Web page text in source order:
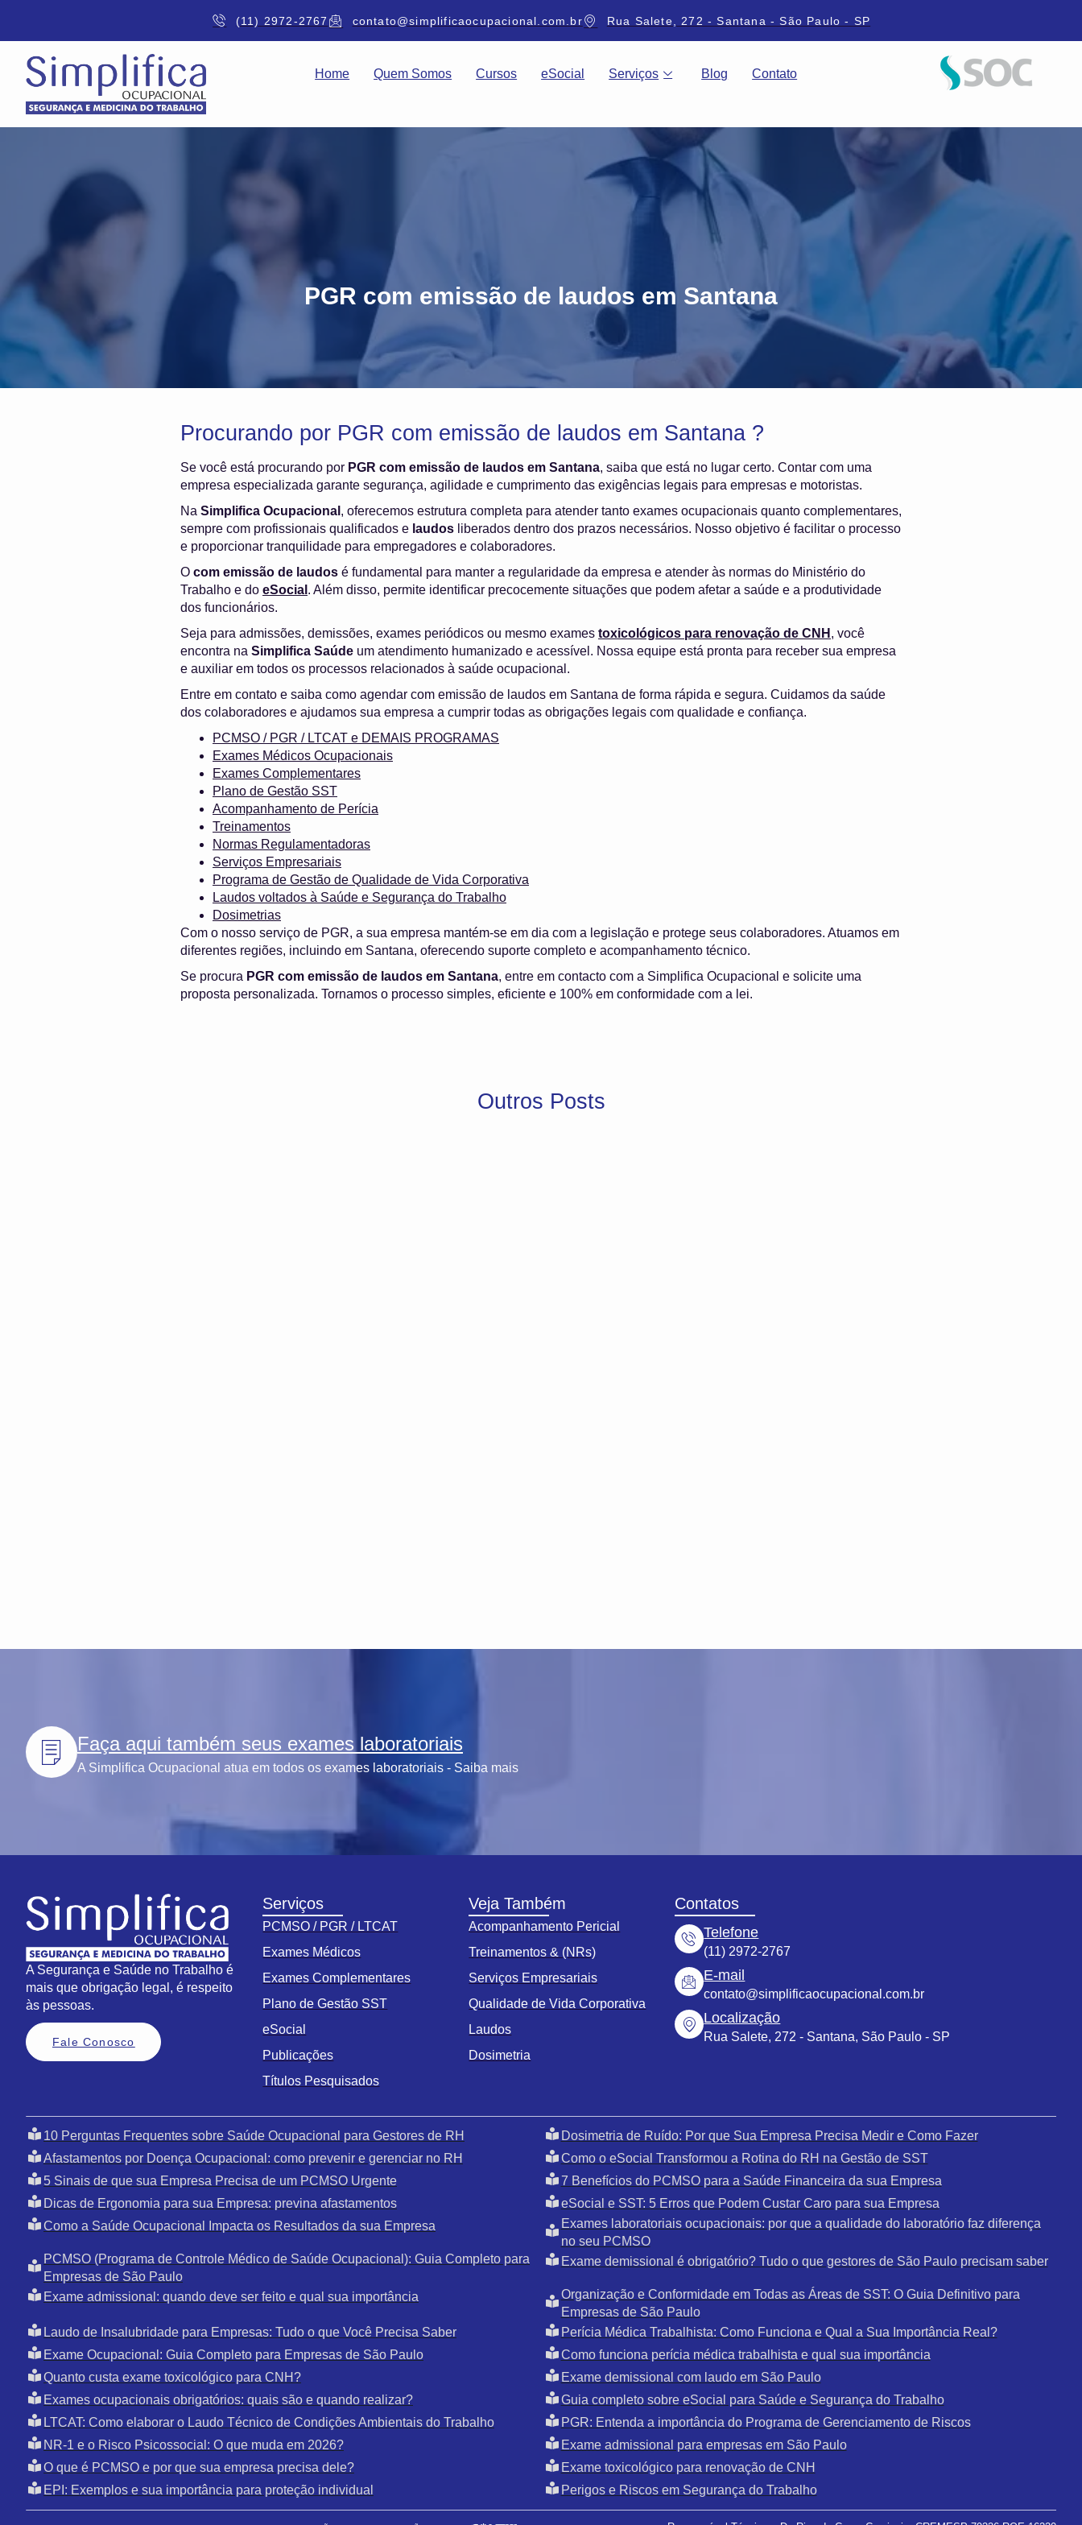
(11) 2972-2767 contato@simplificaocupacional.com.br Rua Salete, 272 - Santana - São Paulo - SP
Home Quem Somos Cursos eSocial Serviços Blog Contato
PGR com emissão de laudos em Santana
Procurando por PGR com emissão de laudos em Santana ?
Se você está procurando por PGR com emissão de laudos em Santana, saiba que está no lugar certo. Contar com uma
empresa especializada garante segurança, agilidade e cumprimento das exigências legais para empresas e motoristas.
Na Simplifica Ocupacional , oferecemos estrutura completa para atender tanto exames ocupacionais quanto complementares,
sempre com profissionais qualificados e laudos liberados dentro dos prazos necessários. Nosso objetivo é facilitar o processo
e proporcionar tranquilidade para empregadores e colaboradores.
O com emissão de laudos é fundamental para manter a regularidade da empresa e atender às normas do Ministério do
Trabalho e do eSocial . Além disso, permite identificar precocemente situações que podem afetar a saúde e a produtividade
dos funcionários.
Seja para admissões, demissões, exames periódicos ou mesmo exames toxicológicos para renovação de CNH , você
encontra na Simplifica Saúde um atendimento humanizado e acessível. Nossa equipe está pronta para receber sua empresa
e auxiliar em todos os processos relacionados à saúde ocupacional.
Entre em contato e saiba como agendar com emissão de laudos em Santana de forma rápida e segura. Cuidamos da saúde
dos colaboradores e ajudamos sua empresa a cumprir todas as obrigações legais com qualidade e confiança.
PCMSO / PGR / LTCAT e DEMAIS PROGRAMAS
Exames Médicos Ocupacionais
Exames Complementares
Plano de Gestão SST
Acompanhamento de Perícia
Treinamentos
Normas Regulamentadoras
Serviços Empresariais
Programa de Gestão de Qualidade de Vida Corporativa
Laudos voltados à Saúde e Segurança do Trabalho
Dosimetrias
Com o nosso serviço de PGR, a sua empresa mantém-se em dia com a legislação e protege seus colaboradores. Atuamos em
diferentes regiões, incluindo em Santana, oferecendo suporte completo e acompanhamento técnico.
Se procura PGR com emissão de laudos em Santana, entre em contacto com a Simplifica Ocupacional e solicite uma
proposta personalizada. Tornamos o processo simples, eficiente e 100% em conformidade com a lei.
Outros Posts
Faça aqui também seus exames laboratoriais
A Simplifica Ocupacional atua em todos os exames laboratoriais - Saiba mais
A Segurança e Saúde no Trabalho é
mais que obrigação legal, é respeito
às pessoas.
Fale Conosco
Serviços
PCMSO / PGR / LTCAT
Exames Médicos
Exames Complementares
Plano de Gestão SST
eSocial
Publicações
Títulos Pesquisados
Veja Também
Acompanhamento Pericial
Treinamentos & (NRs)
Serviços Empresariais
Qualidade de Vida Corporativa
Laudos
Dosimetria
Contatos
Telefone
(11) 2972-2767
E-mail
contato@simplificaocupacional.com.br
Localização
Rua Salete, 272 - Santana, São Paulo - SP
10 Perguntas Frequentes sobre Saúde Ocupacional para Gestores de RH
Dosimetria de Ruído: Por que Sua Empresa Precisa Medir e Como Fazer
Afastamentos por Doença Ocupacional: como prevenir e gerenciar no RH
Como o eSocial Transformou a Rotina do RH na Gestão de SST
5 Sinais de que sua Empresa Precisa de um PCMSO Urgente
7 Benefícios do PCMSO para a Saúde Financeira da sua Empresa
Dicas de Ergonomia para sua Empresa: previna afastamentos
eSocial e SST: 5 Erros que Podem Custar Caro para sua Empresa
Como a Saúde Ocupacional Impacta os Resultados da sua Empresa
Exames laboratoriais ocupacionais: por que a qualidade do laboratório faz diferença
no seu PCMSO
PCMSO (Programa de Controle Médico de Saúde Ocupacional): Guia Completo para
Empresas de São Paulo
Exame demissional é obrigatório? Tudo o que gestores de São Paulo precisam saber
Exame admissional: quando deve ser feito e qual sua importância
Organização e Conformidade em Todas as Áreas de SST: O Guia Definitivo para
Empresas de São Paulo
Laudo de Insalubridade para Empresas: Tudo o que Você Precisa Saber
Perícia Médica Trabalhista: Como Funciona e Qual a Sua Importância Real?
Exame Ocupacional: Guia Completo para Empresas de São Paulo
Como funciona perícia médica trabalhista e qual sua importância
Quanto custa exame toxicológico para CNH?
Exame demissional com laudo em São Paulo
Exames ocupacionais obrigatórios: quais são e quando realizar?
Guia completo sobre eSocial para Saúde e Segurança do Trabalho
LTCAT: Como elaborar o Laudo Técnico de Condições Ambientais do Trabalho
PGR: Entenda a importância do Programa de Gerenciamento de Riscos
NR-1 e o Risco Psicossocial: O que muda em 2026?
Exame admissional para empresas em São Paulo
O que é PCMSO e por que sua empresa precisa dele?
Exame toxicológico para renovação de CNH
EPI: Exemplos e sua importância para proteção individual
Perigos e Riscos em Segurança do Trabalho